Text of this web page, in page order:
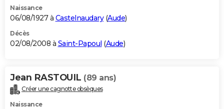
Naissance
06/08/1927 à Castelnaudary(Aude)
Décès
02/08/2008 à Saint-Papoul (Aude)
Jean RASTOUIL (89 ans)
Créer une cagnotte obsèques
Naissance